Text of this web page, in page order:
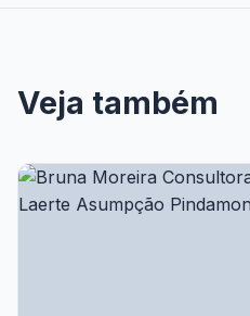
Veja também